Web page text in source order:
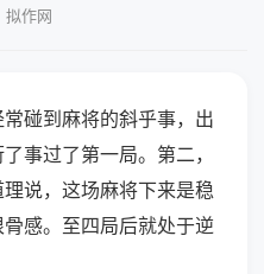
拟作网
碰到麻将的斜乎事，出
事过了第一局。第二，
说，这场麻将下来是稳
感。至四局后就处于逆